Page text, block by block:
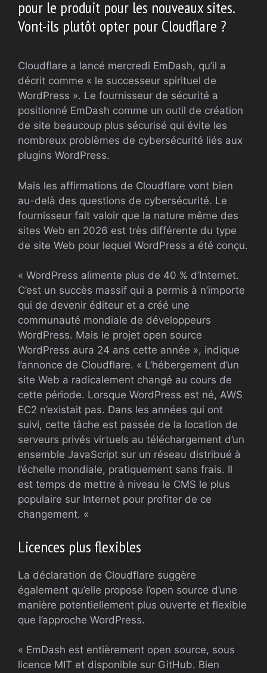
pour le produit pour les nouveaux sites.
Vont-ils plutôt opter pour Cloudflare ?
Cloudflare a lancé mercredi EmDash, qu’il a
décrit comme « le successeur spirituel de
WordPress ». Le fournisseur de sécurité a
positionné EmDash comme un outil de création
de site beaucoup plus sécurisé qui évite les
nombreux problèmes de cybersécurité liés aux
plugins WordPress.
Mais les affirmations de Cloudflare vont bien
au-delà des questions de cybersécurité. Le
fournisseur fait valoir que la nature même des
sites Web en 2026 est très différente du type
de site Web pour lequel WordPress a été conçu.
« WordPress alimente plus de 40 % d’Internet.
C’est un succès massif qui a permis à n’importe
qui de devenir éditeur et a créé une
communauté mondiale de développeurs
WordPress. Mais le projet open source
WordPress aura 24 ans cette année », indique
l’annonce de Cloudflare. « L’hébergement d’un
site Web a radicalement changé au cours de
cette période. Lorsque WordPress est né, AWS
EC2 n’existait pas. Dans les années qui ont
suivi, cette tâche est passée de la location de
serveurs privés virtuels au téléchargement d’un
ensemble JavaScript sur un réseau distribué à
l’échelle mondiale, pratiquement sans frais. Il
est temps de mettre à niveau le CMS le plus
populaire sur Internet pour profiter de ce
changement. «
Licences plus flexibles
La déclaration de Cloudflare suggère
également qu’elle propose l’open source d’une
manière potentiellement plus ouverte et flexible
que l’approche WordPress.
« EmDash est entièrement open source, sous
licence MIT et disponible sur GitHub. Bien